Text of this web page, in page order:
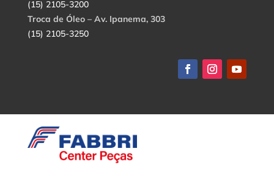
(15) 2105-3200
Troca de Óleo – Av. Ipanema, 303
(15) 2105-3250